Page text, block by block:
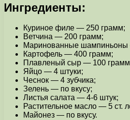
Ингредиенты:
Куриное филе — 250 грамм;
Ветчина — 200 грамм;
Маринованные
Картофель — 400 грамм;
Плавленый сыр — 100
Яйцо — 4 штуки;
Чеснок — 4 зубчика;
Зелень — по вкусу;
Листья салата — 4-6 штук;
Растительное масло — 5 ст.
Майонез — по вкусу.